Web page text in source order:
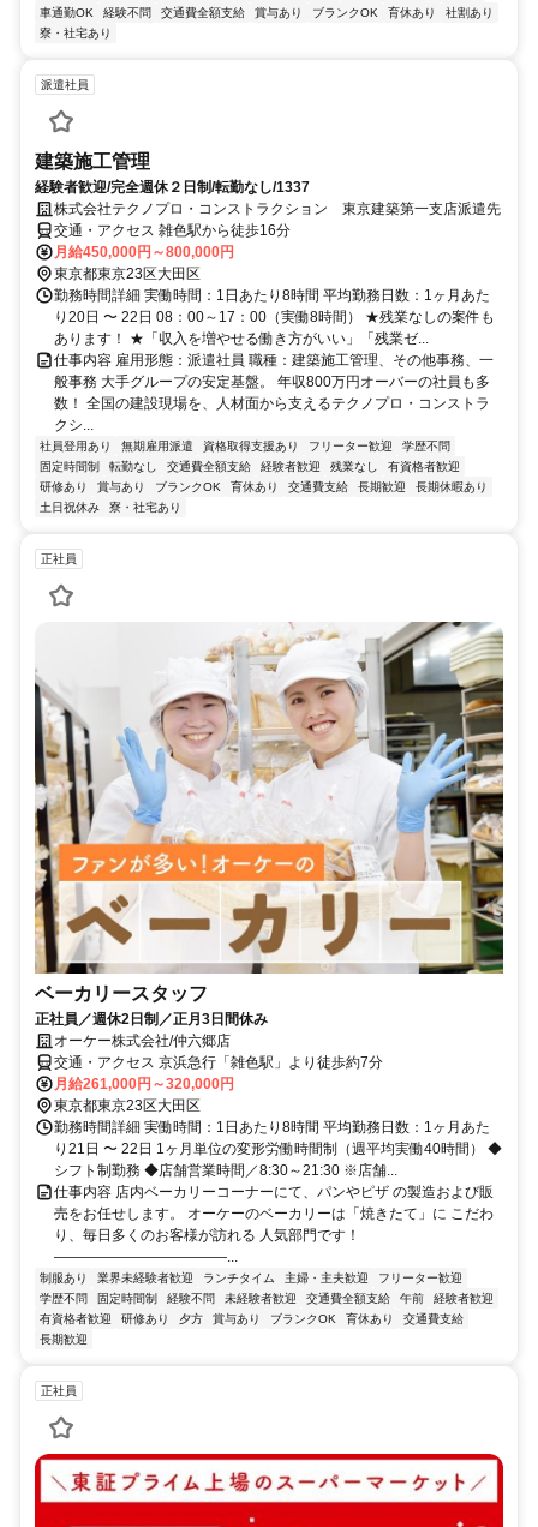
車通勤OK 経験不問 交通費全額支給 賞与あり ブランクOK 育休あり
社割あり
寮・社宅あり
派遣社員
建築施工管理
経験者歓迎/完全週休２日制/転勤なし/1337
株式会社テクノプロ・コンストラクション 東京建築第一支店派遣先
交通・アクセス 雑色駅から徒歩16分
月給450,000円～800,000円
東京都東京23区大田区
勤務時間詳細 実働時間：1日あたり8時間 平均勤務日数：1ヶ月あた
り20日 〜 22日 08：00～17：00（実働8時間） ★残業なしの案件も
あります！ ★「収入を増やせる働き方がいい」「残業ゼ...
仕事内容 雇用形態：派遣社員 職種：建築施工管理、その他事務、一
般事務 大手グループの安定基盤。 年収800万円オーバーの社員も多
数！ 全国の建設現場を、人材面から支えるテクノプロ・コンストラ
クシ...
社員登用あり 無期雇用派遣 資格取得支援あり フリーター歓迎
学歴不問
固定時間制
転勤なし 交通費全額支給 経験者歓迎 残業なし
有資格者歓迎
研修あり
賞与あり ブランクOK 育休あり 交通費支給 長期歓迎
長期休暇あり
土日祝休み
寮・社宅あり
正社員
ベーカリースタッフ
正社員／週休2日制／正月3日間休み
オーケー株式会社/仲六郷店
交通・アクセス 京浜急行「雑色駅」より徒歩約7分
月給261,000円～320,000円
東京都東京23区大田区
勤務時間詳細 実働時間：1日あたり8時間 平均勤務日数：1ヶ月あた
り21日 〜 22日 1ヶ月単位の変形労働時間制（週平均実働40時間） ◆
シフト制勤務 ◆店舗営業時間／8:30～21:30 ※店舗...
仕事内容 店内ベーカリーコーナーにて、パンやピザ の製造および販
売をお任せします。 オーケーのベーカリーは「焼きたて」に こだわ
り、毎日多くのお客様が訪れる 人気部門です！
――――――――――――...
制服あり 業界未経験者歓迎 ランチタイム 主婦・主夫歓迎
フリーター歓迎
学歴不問
固定時間制 経験不問 未経験者歓迎 交通費全額支給 午前
経験者歓迎
有資格者歓迎
研修あり 夕方 賞与あり ブランクOK 育休あり
交通費支給
長期歓迎
正社員